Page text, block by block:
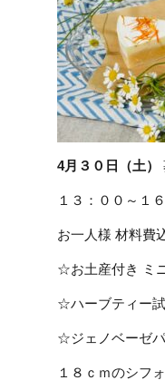
4月３０日（土）
１３：００～１
お一人様 材料費
☆お土産付き ミ
☆ハーブティー
☆ジェノベーゼ
１８ｃｍのシフ